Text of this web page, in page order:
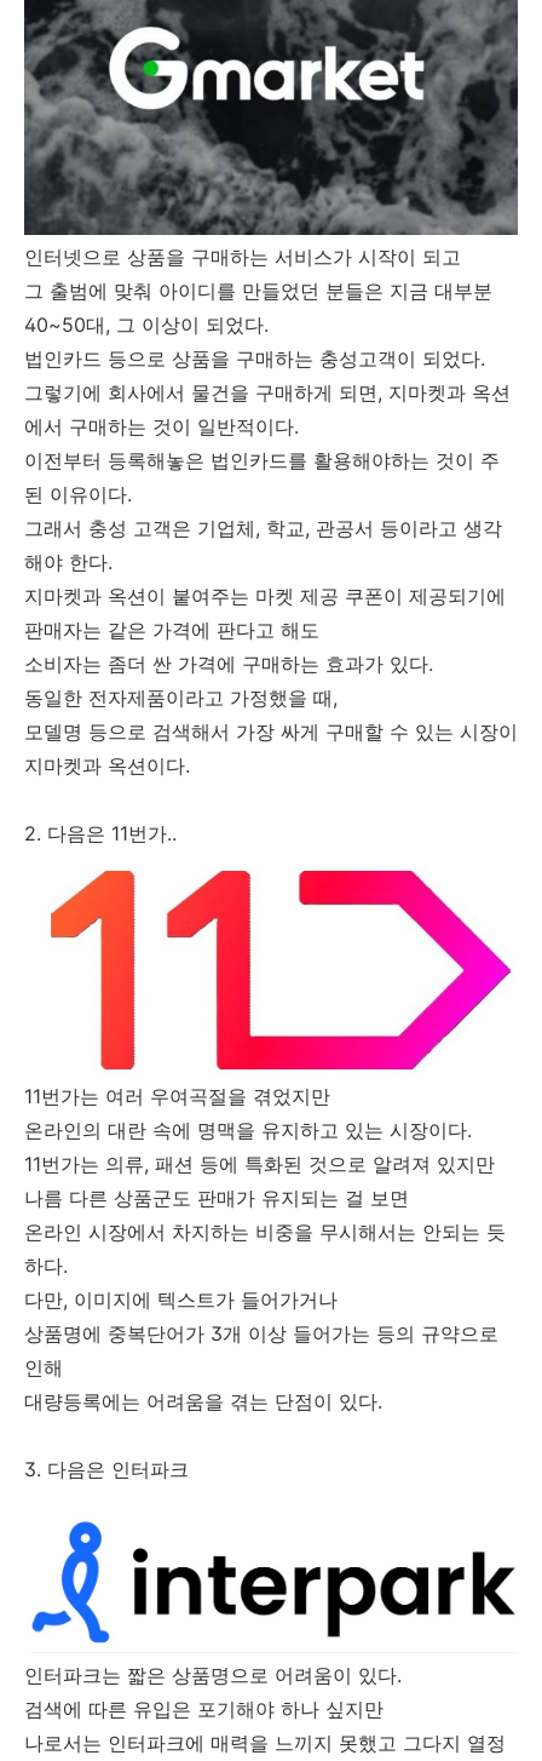
인터넷으로 상품을 구매하는 서비스가 시작이 되고
그 출범에 맞춰 아이디를 만들었던 분들은 지금 대부분
40~50대, 그 이상이 되었다.
법인카드 등으로 상품을 구매하는 충성고객이 되었다.
그렇기에 회사에서 물건을 구매하게 되면, 지마켓과 옥션
에서 구매하는 것이 일반적이다.
이전부터 등록해놓은 법인카드를 활용해야하는 것이 주
된 이유이다.
그래서 충성 고객은 기업체, 학교, 관공서 등이라고 생각
해야 한다.
지마켓과 옥션이 붙여주는 마켓 제공 쿠폰이 제공되기에
판매자는 같은 가격에 판다고 해도
소비자는 좀더 싼 가격에 구매하는 효과가 있다.
동일한 전자제품이라고 가정했을 때,
모델명 등으로 검색해서 가장 싸게 구매할 수 있는 시장이
지마켓과 옥션이다.
2. 다음은 11번가..
11번가는 여러 우여곡절을 겪었지만
온라인의 대란 속에 명맥을 유지하고 있는 시장이다.
11번가는 의류, 패션 등에 특화된 것으로 알려져 있지만
나름 다른 상품군도 판매가 유지되는 걸 보면
온라인 시장에서 차지하는 비중을 무시해서는 안되는 듯
하다.
다만, 이미지에 텍스트가 들어가거나
상품명에 중복단어가 3개 이상 들어가는 등의 규약으로
인해
대량등록에는 어려움을 겪는 단점이 있다.
3. 다음은 인터파크
인터파크는 짧은 상품명으로 어려움이 있다.
검색에 따른 유입은 포기해야 하나 싶지만
나로서는 인터파크에 매력을 느끼지 못했고 그다지 열정